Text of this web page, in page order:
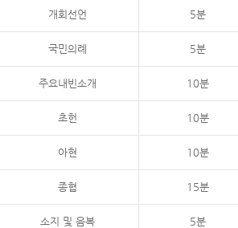
개회선언 5분
국민의례 5분
주요내빈소개 10분
초헌 10분
아현 10분
종협 15분
소지 및 음복 5분